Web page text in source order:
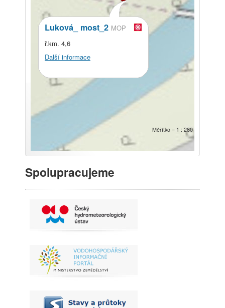
Luková_ most_2 MOP
ř.km. 4,6
Další informace
Měřítko = 1 : 280
Spolupracujeme